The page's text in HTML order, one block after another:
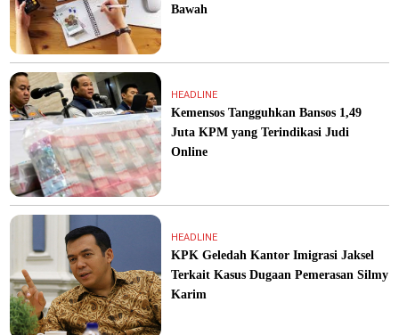
Bawah
HEADLINE
Kemensos Tangguhkan Bansos 1,49
Juta KPM yang Terindikasi Judi
Online
HEADLINE
KPK Geledah Kantor Imigrasi Jaksel
Terkait Kasus Dugaan Pemerasan Silmy
Karim